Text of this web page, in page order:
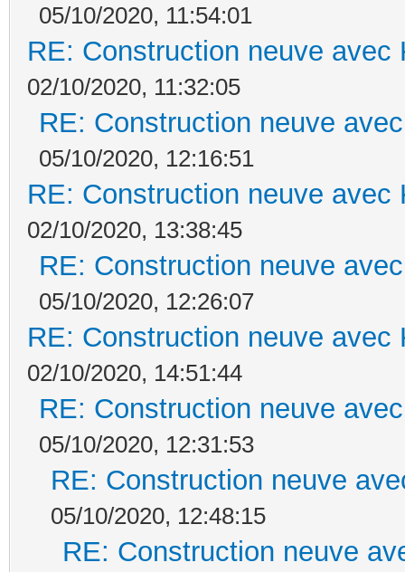
05/10/2020, 11:54:01
RE: Construction neuve avec
02/10/2020, 11:32:05
RE: Construction neuve
05/10/2020, 12:16:51
RE: Construction neuve avec
02/10/2020, 13:38:45
RE: Construction neuve
05/10/2020, 12:26:07
RE: Construction neuve avec
02/10/2020, 14:51:44
RE: Construction neuve
05/10/2020, 12:31:53
RE: Construction neuve
05/10/2020, 12:48:15
RE: Construction neuve